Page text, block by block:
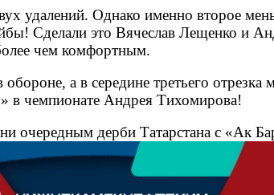
удалений. Однако именно второе
Сделали это Вячеслав Лещенко и
чем комфортным.
а в середине третьего
в чемпионате Андрея Тихомирова!
очередным дерби Татарстана с «Ак